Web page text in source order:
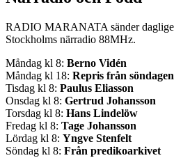
RADIO MARANATA sänder
Stockholms närradio 88MHz.
Måndag kl 8: Berno Vidén
Måndag kl 18: Repris från söndagen
Tisdag kl 8: Paulus Eliasson
Onsdag kl 8: Gertrud Johansson
Torsdag kl 8: Hans Lindelöw
Fredag kl 8: Tage Johansson
Lördag kl 8: Yngve Stenfelt
Söndag kl 8: Från predikoarkivet